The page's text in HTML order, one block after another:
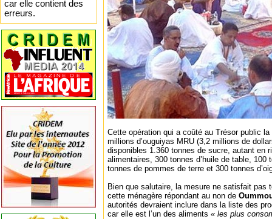
Cette opération qui a coûté au Trésor public
millions d’ouguiyas MRU (3,2 millions de
disponibles 1.360 tonnes de sucre, autant en
alimentaires, 300 tonnes d’huile de table, 100
tonnes de pommes de terre et 300 tonnes
Bien que salutaire, la mesure ne satisfait pas
cette ménagère répondant au non de
autorités devraient inclure dans la liste des
car elle est l’un des aliments « les plus